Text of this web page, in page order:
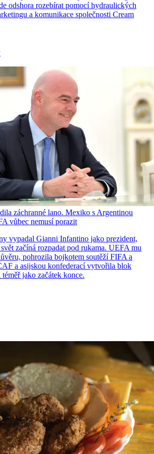
odshora rozebírat pomocí hydraulických
a komunikace společnosti Cream
záchranné lano. Mexiko s Argentinou
vůbec nemusí porazit
vypadal Gianni Infantino jako prezident,
začíná rozpadat pod rukama. UEFA mu
pohrozila bojkotem soutěží FIFA a
a asijskou konfederací vytvořila blok
jako začátek konce.